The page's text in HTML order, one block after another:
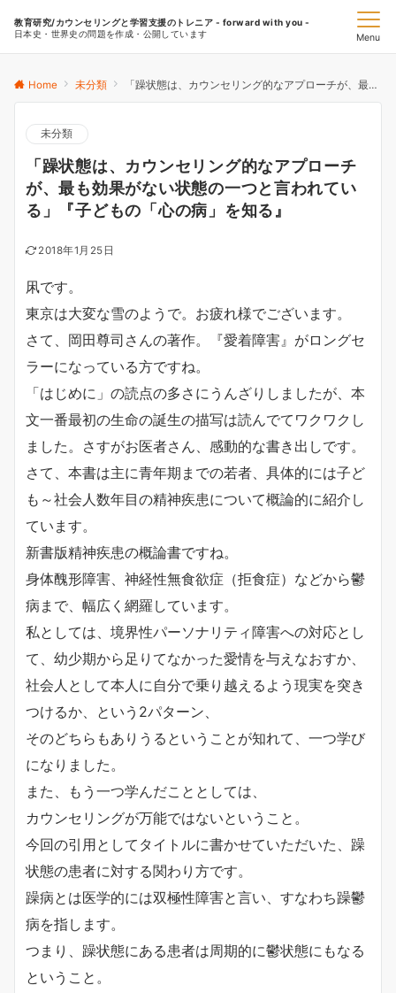
教育研究/カウンセリングと学習支援のトレニア - forward with you -
日本史・世界史の問題を作成・公開しています
Menu
Home 未分類 「躁状態は、カウンセリング的なアプローチが、最も効果がない状態の一つと言われている」『子どもの「心の病」を知る』
未分類
「躁状態は、カウンセリング的なアプローチ
が、最も効果がない状態の一つと言われてい
る」『子どもの「心の病」を知る』
2018年1月25日
凩です。
東京は大変な雪のようで。お疲れ様でございます。
さて、岡田尊司さんの著作。『愛着障害』がロングセ
ラーになっている方ですね。
「はじめに」の読点の多さにうんざりしましたが、本
文一番最初の生命の誕生の描写は読んでてワクワクし
ました。さすがお医者さん、感動的な書き出しです。
さて、本書は主に青年期までの若者、具体的には子ど
も～社会人数年目の精神疾患について概論的に紹介し
ています。
新書版精神疾患の概論書ですね。
身体醜形障害、神経性無食欲症（拒食症）などから鬱
病まで、幅広く網羅しています。
私としては、境界性パーソナリティ障害への対応とし
て、幼少期から足りてなかった愛情を与えなおすか、
社会人として本人に自分で乗り越えるよう現実を突き
つけるか、という2パターン、
そのどちらもありうるということが知れて、一つ学び
になりました。
また、もう一つ学んだこととしては、
カウンセリングが万能ではないということ。
今回の引用としてタイトルに書かせていただいた、躁
状態の患者に対する関わり方です。
躁病とは医学的には双極性障害と言い、すなわち躁鬱
病を指します。
つまり、躁状態にある患者は周期的に鬱状態にもなる
ということ。